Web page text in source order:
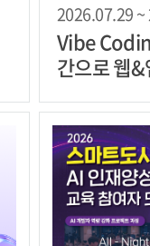
2026.07.29 ~
Vibe
간으로 웹